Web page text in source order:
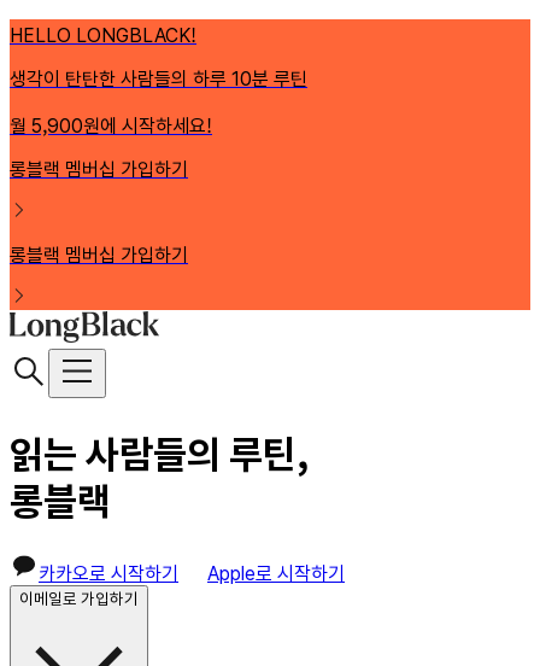
HELLO LONGBLACK!
생각이 탄탄한 사람들의 하루 10분 루틴
월 5,900원에 시작하세요!
롱블랙 멤버십 가입하기
롱블랙 멤버십 가입하기
읽는 사람들의 루틴,
롱블랙
카카오로 시작하기 Apple로 시작하기
이메일로 가입하기